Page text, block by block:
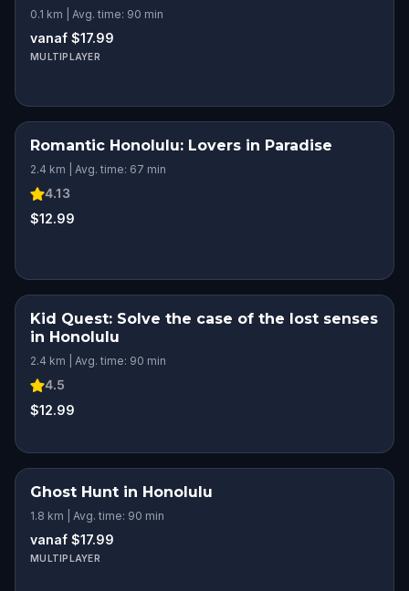
0.1 km | Avg. time: 90 min
vanaf $17.99
MULTIPLAYER
ROMANTIC ADVENTURE
Romantic Honolulu: Lovers in Paradise
2.4 km | Avg. time: 67 min
4.13
$12.99
Kid Quest: Solve the case of the lost senses
in Honolulu
2.4 km | Avg. time: 90 min
4.5
$12.99
Ghost Hunt in Honolulu
1.8 km | Avg. time: 90 min
vanaf $17.99
MULTIPLAYER